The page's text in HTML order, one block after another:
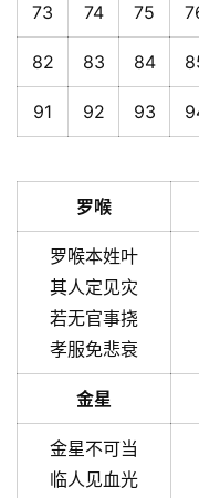
73 74 75
82 83 84
91 92 93
罗喉
罗喉本姓叶
其人定见灾
若无官事挠
孝服免悲衰
金星
金星不可当
临人见血光